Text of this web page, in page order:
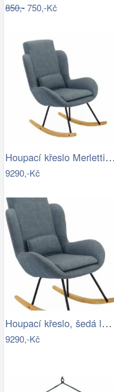
850,-750,-Kč
Houpací křeslo Merletti, látka šedá
9290,-Kč
Houpací křeslo, šedá látka / dřevo,…
9290,-Kč